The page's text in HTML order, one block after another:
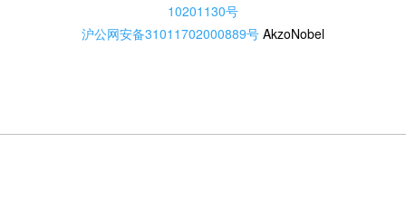
10201130号
沪公网安备31011702000889号 AkzoNobel